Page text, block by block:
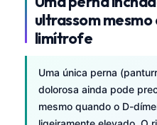
ultrassom
limítrofe
Uma única perna
dolorosa ainda pode
mesmo quando o D-
Български
Dansk
Nederlands
Bahasa Indonesia